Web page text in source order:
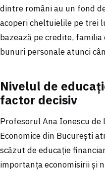
dintre români au un fond
acoperi cheltuielile pe trei
bazează pe credite,
bunuri personale atunci
Nivelul de
factor decisiv
Profesorul Ana Ionescu de
Economice din București
scăzut de educație
importanța economisirii și